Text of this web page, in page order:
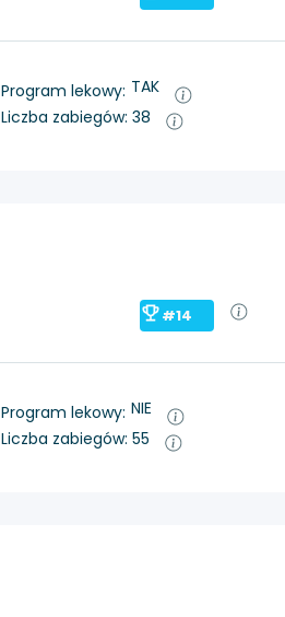
Program lekowy: TAK
Liczba zabiegów: 38
#14
Program lekowy: NIE
Liczba zabiegów: 55